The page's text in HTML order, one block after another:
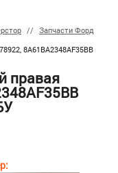
Запчасти Форд
8A61BA2348AF35BB
правая